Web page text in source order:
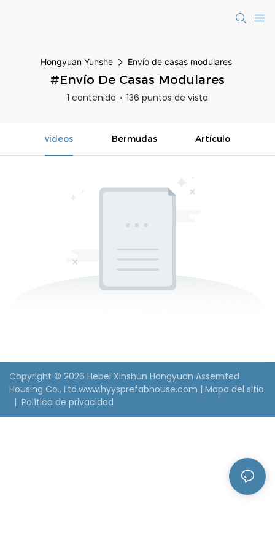
Hongyuan Yunshe Envío de casas modulares
#Envío De Casas Modulares
1 contenido 136 puntos de vista
videos Bermudas Artículo
Copyright © 2026 Hebei Xinshun Hongyuan Assemted
Housing Co., Ltd.www.hyysprefabhouse.com | Mapa del sitio
| Política de privacidad